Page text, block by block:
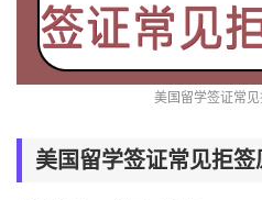
美国留学签证常
美国留学签证常见拒签